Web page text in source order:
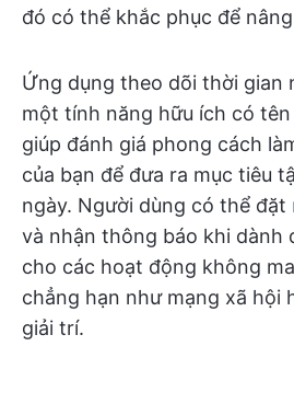
đó có thể khắc phục để
Ứng dụng theo dõi thời gian
một tính năng hữu ích có tên
giúp đánh giá phong cách
của bạn để đưa ra mục tiêu
ngày. Người dùng có thể đặt
và nhận thông báo khi dành
cho các hoạt động không
chẳng hạn như mạng xã hội
giải trí.